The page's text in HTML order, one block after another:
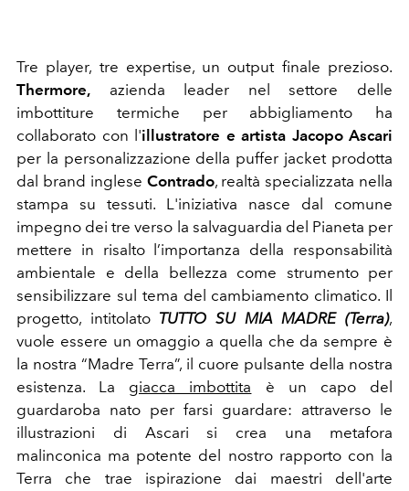
Tre player, tre expertise, un output finale prezioso.
Thermore,
azienda leader nel settore delle
imbottiture termiche per abbigliamento ha
collaborato con l'illustratore e artista Jacopo Ascari
per la personalizzazione della puffer jacket prodotta
dal brand inglese Contrado, realtà specializzata nella
stampa su tessuti. L'iniziativa nasce dal comune
impegno dei tre verso la salvaguardia del Pianeta per
mettere in risalto l’importanza della responsabilità
ambientale e della bellezza come strumento per
sensibilizzare sul tema del cambiamento climatico. Il
progetto, intitolato TUTTO SU MIA MADRE (Terra),
vuole essere un omaggio a quella che da sempre è
la nostra “Madre Terra”, il cuore pulsante della nostra
esistenza. La giacca imbottita è un capo del
guardaroba nato per farsi guardare: attraverso le
illustrazioni di Ascari si crea una metafora
malinconica ma potente del nostro rapporto con la
Terra che trae ispirazione dai maestri dell'arte